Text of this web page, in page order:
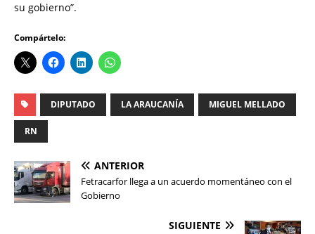
su gobierno”.
Compártelo:
DIPUTADO LA ARAUCANÍA MIGUEL MELLADO
RN
ANTERIOR
Fetracarfor llega a un acuerdo momentáneo con el
Gobierno
SIGUIENTE